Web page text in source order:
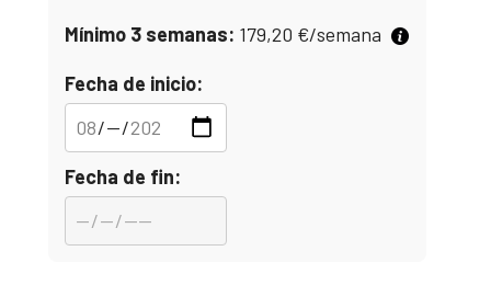
Mínimo 3 semanas: 179,20 €/semana
Fecha de inicio:
Fecha de fin: